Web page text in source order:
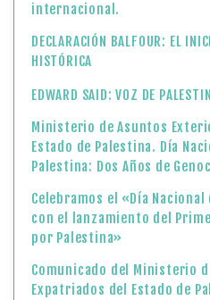
internacional.
DECLARACIÓN BALFOUR: EL
HISTÓRICA
EDWARD SAID: VOZ DE
Ministerio de Asuntos
Estado de Palestina. Día
Palestina: Dos Años de
Celebramos el «Día
con el lanzamiento del
por Palestina»
Comunicado del Ministerio
Expatriados del Estado de